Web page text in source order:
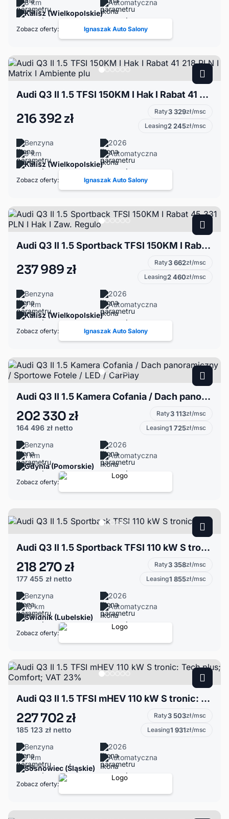
8 km
Automatyczna
Kalisz (Wielkopolskie)
Zobacz oferty: Ignaszak Auto Salony
Audi Q3 II 1.5 TFSI 150KM I Hak I Rabat 41 218 PLN I Matrix I Ambiente plu
216 392 zł Raty3 329zł/msc
Leasing2 245zł/msc
Benzyna
2026
9 km
Automatyczna
Kalisz (Wielkopolskie)
Zobacz oferty: Ignaszak Auto Salony
Audi Q3 II 1.5 Sportback TFSI 150KM I Rabat 45 331 PLN I Hak I Zaw. Regulo
237 989 zł Raty3 662zł/msc
Leasing2 460zł/msc
Benzyna
2026
7 km
Automatyczna
Kalisz (Wielkopolskie)
Zobacz oferty: Ignaszak Auto Salony
Audi Q3 II 1.5 Kamera Cofania / Dach panoramiczny / Sportowe Fotele / LED / CarPlay
202 330 zł
164 496 zł netto
Raty3 113zł/msc
Leasing1 725zł/msc
Benzyna
2026
1 km
Automatyczna
Gdynia (Pomorskie)
Zobacz oferty:
Audi Q3 II 1.5 Sportback TFSI 110 kW S tronic
218 270 zł
177 455 zł netto
Raty3 358zł/msc
Leasing1 855zł/msc
Benzyna
2026
10 km
Automatyczna
Świdnik (Lubelskie)
Zobacz oferty:
Audi Q3 II 1.5 TFSI mHEV 110 kW S tronic: Tech plus; Comfort; VAT 23%
227 702 zł
185 123 zł netto
Raty3 503zł/msc
Leasing1 931zł/msc
Benzyna
2026
7 km
Automatyczna
Sosnowiec (Śląskie)
Zobacz oferty: